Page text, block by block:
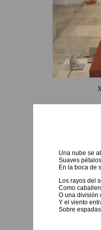
Una nube se
Suaves
En la boca de
Los rayos del
Como
O una división
Y el viento
Sobre